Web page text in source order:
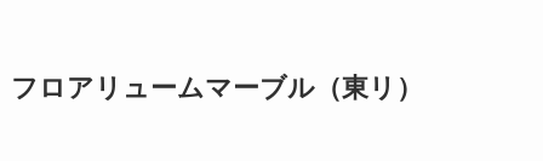
フロアリュームマーブル（東リ）